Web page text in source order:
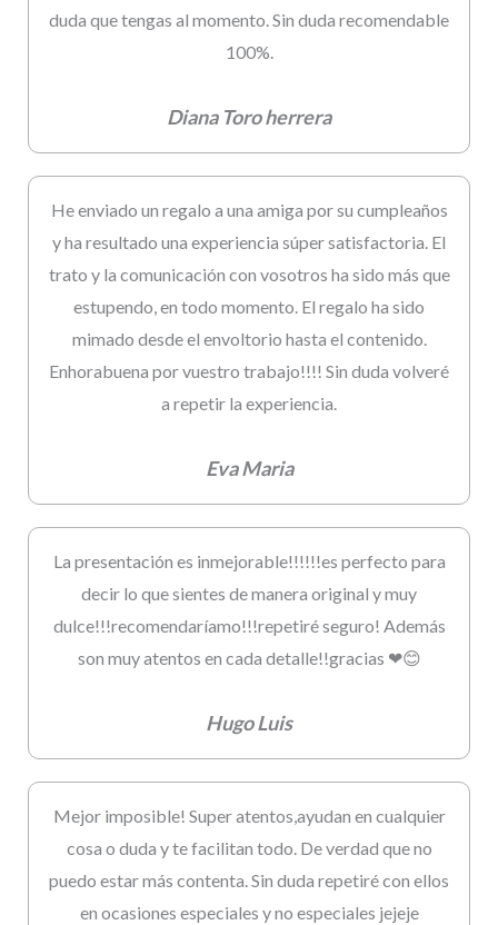
duda que tengas al momento. Sin duda recomendable
100%.
Diana Toro herrera
He enviado un regalo a una amiga por su cumpleaños
y ha resultado una experiencia súper satisfactoria. El
trato y la comunicación con vosotros ha sido más que
estupendo, en todo momento. El regalo ha sido
mimado desde el envoltorio hasta el contenido.
Enhorabuena por vuestro trabajo!!!! Sin duda volveré
a repetir la experiencia.
Eva Maria
La presentación es inmejorable!!!!!!es perfecto para
decir lo que sientes de manera original y muy
dulce!!!recomendaríamo!!!repetiré seguro! Además
son muy atentos en cada detalle!!gracias ❤😊
Hugo Luis
Mejor imposible! Super atentos,ayudan en cualquier
cosa o duda y te facilitan todo. De verdad que no
puedo estar más contenta. Sin duda repetiré con ellos
en ocasiones especiales y no especiales jejeje